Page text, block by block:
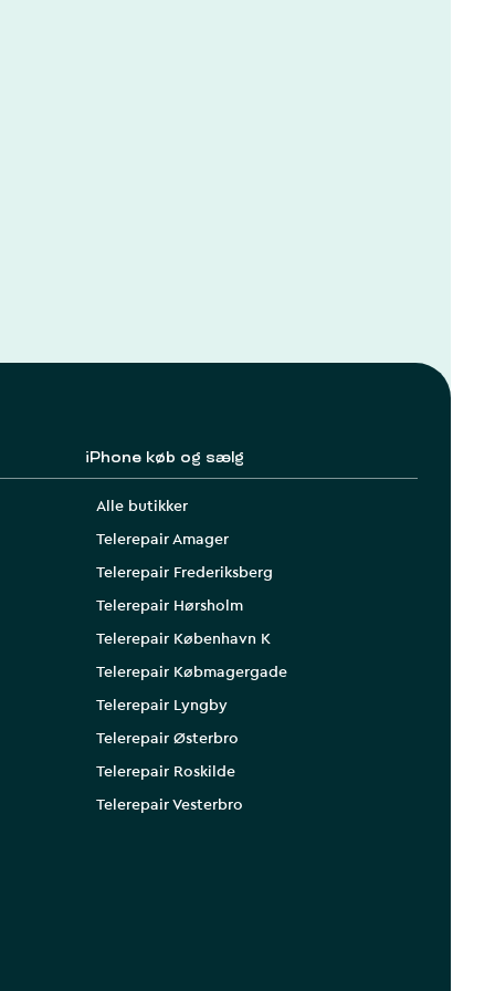
iPhone køb og sælg
Alle butikker
Telerepair Amager
Telerepair Frederiksberg
Telerepair Hørsholm
Telerepair København K
Telerepair Købmagergade
Telerepair Lyngby
Telerepair Østerbro
Telerepair Roskilde
Telerepair Vesterbro